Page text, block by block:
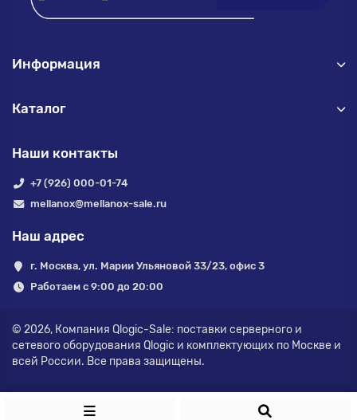
Информация
Каталог
Наши контакты
+7 (926) 000-01-74
mellanox@mellanox-sale.ru
Наш адрес
г. Москва, ул. Марии Ульяновой 33/23, офис 3
Работаем с 9:00 до 20:00
© 2026, Компания Qlogic-Sale: поставки серверного и
сетевого оборудования Qlogic и комплектующих по Москве и
всей России. Все права защищены.